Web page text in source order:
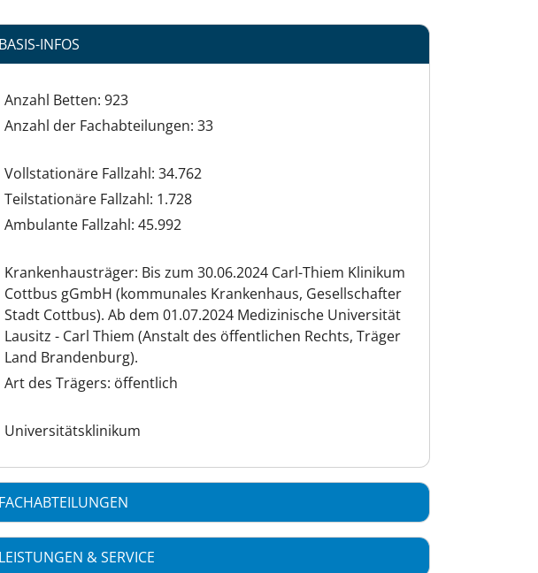
BASIS-INFOS
Anzahl Betten: 923
Anzahl der Fachabteilungen: 33
Vollstationäre Fallzahl: 34.762
Teilstationäre Fallzahl: 1.728
Ambulante Fallzahl: 45.992
Krankenhausträger: Bis zum 30.06.2024 Carl-Thiem Klinikum
Cottbus gGmbH (kommunales Krankenhaus, Gesellschafter
Stadt Cottbus). Ab dem 01.07.2024 Medizinische Universität
Lausitz - Carl Thiem (Anstalt des öffentlichen Rechts, Träger
Land Brandenburg).
Art des Trägers: öffentlich
Universitätsklinikum
FACHABTEILUNGEN
LEISTUNGEN & SERVICE